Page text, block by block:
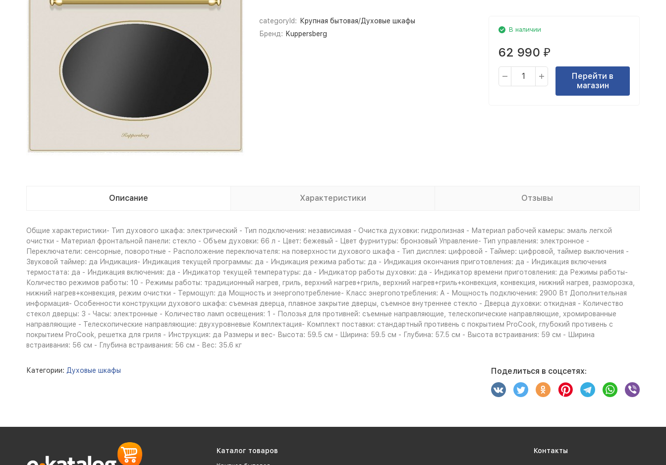
categoryId:
Крупная бытовая/Духовые шкафы
Бренд: Kuppersberg
В наличии
62 990 ₽
Перейти в
магазин
Описание Характеристики Отзывы
Общие характеристики- Тип духового шкафа: электрический - Тип подключения: независимая - Очистка духовки: гидролизная - Материал рабочей камеры: эмаль легкой
очистки - Материал фронтальной панели: стекло - Объем духовки: 66 л - Цвет: бежевый - Цвет фурнитуры: бронзовый Управление- Тип управления: электронное -
Переключатели: сенсорные, поворотные - Расположение переключателя: на поверхности духового шкафа - Тип дисплея: цифровой - Таймер: цифровой, таймер выключения -
Звуковой таймер: да Индикация- Индикация текущей программы: да - Индикация режима работы: да - Индикация окончания приготовления: да - Индикация включения
термостата: да - Индикация включения: да - Индикатор текущей температуры: да - Индикатор работы духовки: да - Индикатор времени приготовления: да Режимы работы-
Количество режимов работы: 10 - Режимы работы: традиционный нагрев, гриль, верхний нагрев+гриль, верхний нагрев+гриль+конвекция, конвекция, нижний нагрев, разморозка,
нижний нагрев+конвекция, режим очистки - Термощуп: да Мощность и энергопотребление- Класс энергопотребления: A - Мощность подключения: 2900 Вт Дополнительная
информация- Особенности конструкции духового шкафа: съемная дверца, плавное закрытие дверцы, съемное внутреннее стекло - Дверца духовки: откидная - Количество
стекол дверцы: 3 - Часы: электронные - Количество ламп освещения: 1 - Полозья для противней: съемные направляющие, телескопические направляющие, хромированные
направляющие - Телескопические направляющие: двухуровневые Комплектация- Комплект поставки: стандартный противень с покрытием ProCook, глубокий противень с
покрытием ProCook, решетка для гриля - Инструкция: да Размеры и вес- Высота: 59.5 см - Ширина: 59.5 см - Глубина: 57.5 см - Высота встраивания: 59 см - Ширина
встраивания: 56 см - Глубина встраивания: 56 см - Вес: 35.6 кг
Категории: Духовые шкафы Поделиться в соцсетях:
Каталог товаров Контакты